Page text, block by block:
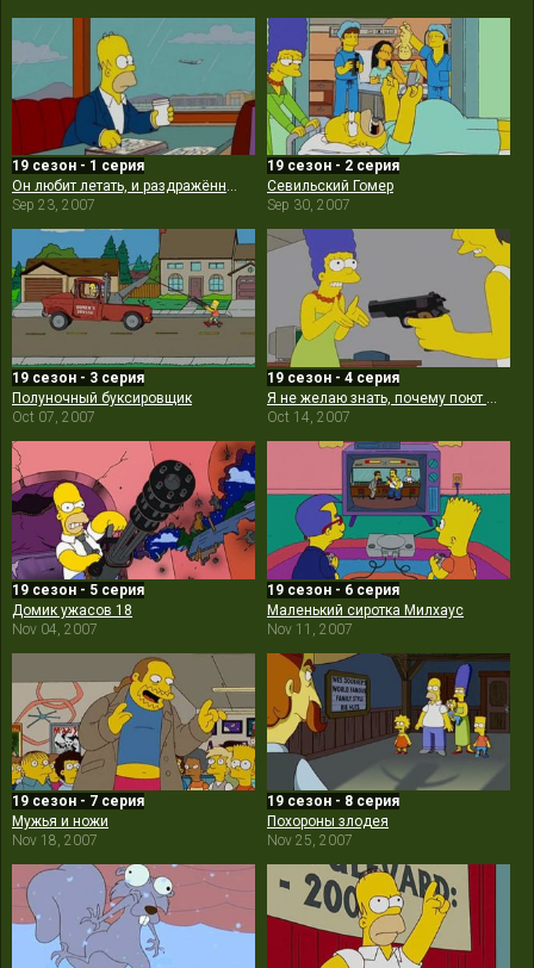
19 сезон - 1 серия
Он любит летать, и раздражённо ворчит
Sep 23, 2007
19 сезон - 2 серия
Севильский Гомер
Sep 30, 2007
19 сезон - 3 серия
Полуночный буксировщик
Oct 07, 2007
19 сезон - 4 серия
Я не желаю знать, почему поют птицы в клетках
Oct 14, 2007
19 сезон - 5 серия
Домик ужасов 18
Nov 04, 2007
19 сезон - 6 серия
Маленький сиротка Милхаус
Nov 11, 2007
19 сезон - 7 серия
Мужья и ножи
Nov 18, 2007
19 сезон - 8 серия
Похороны злодея
Nov 25, 2007